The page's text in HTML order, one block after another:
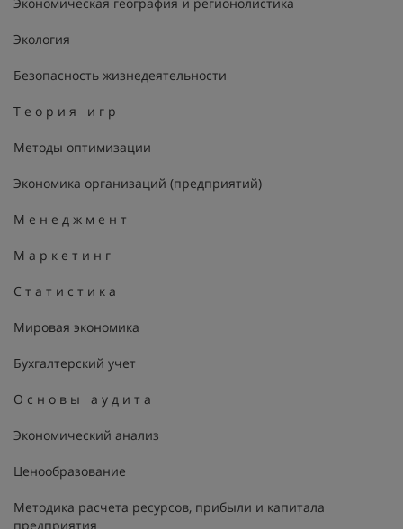
Экология
Безопасность жизнедеятельности
Т е о р и я и г р
Методы оптимизации
Экономика организаций (предприятий)
М е н е д ж м е н т
М а р к е т и н г
С т а т и с т и к а
Мировая экономика
Бухгалтерский учет
О с н о в ы а у д и т а
Экономический анализ
Ценообразование
Методика расчета ресурсов, прибыли и капитала
предприятия